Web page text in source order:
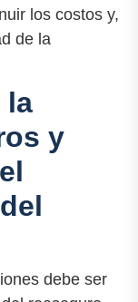
los costos y,
de la
la
y
debe ser